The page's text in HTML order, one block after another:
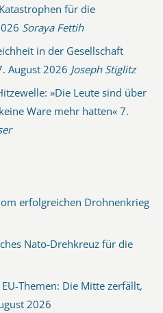
für die
Soraya Fettih
in der Gesellschaft
August 2026 Joseph Stiglitz
»Die Leute sind über
Ware mehr hatten« 7.
erfolgreichen Drohnenkrieg
Nato-Drehkreuz für die
Themen: Die Mitte zerfällt,
2026